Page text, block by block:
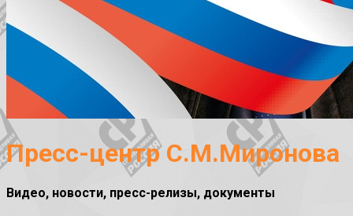
Пресс-центр С.М.Миронова
Видео, новости, пресс-релизы, документы